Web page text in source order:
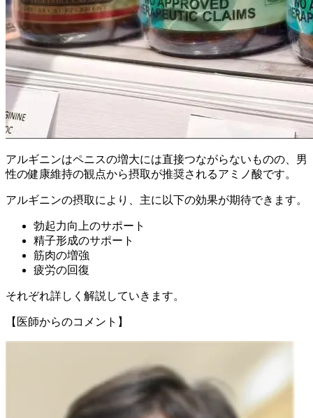
アルギニンはペニスの増大には直接つながらないものの、男
性の健康維持の観点から摂取が推奨されるアミノ酸です。
アルギニンの摂取により、主に以下の効果が期待できます。
勃起力向上のサポート
精子形成のサポート
筋肉の増強
疲労の回復
それぞれ詳しく解説していきます。
【医師からのコメント】